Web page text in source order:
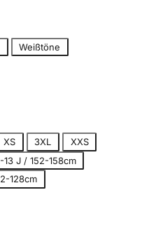
Weißtöne
XS 3XL
XXS
13 J / 152-158cm
128cm